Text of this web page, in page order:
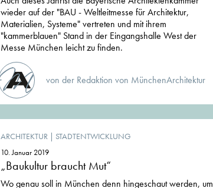
wieder auf der "BAU - Weltleitmesse für Architektur,
Materialien, Systeme" vertreten und mit ihrem
"kammerblauen" Stand in der Eingangshalle West der
Messe München leicht zu finden.
von der Redaktion von MünchenArchitektur
ARCHITEKTUR | STADTENTWICKLUNG
10. Januar 2019
„Baukultur braucht Mut“
Wo genau soll in München denn hingeschaut werden, um